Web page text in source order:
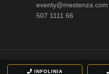
INFOLINIA
eventy@mestenza.com
507 1111 66
©MESTENZA2020. All